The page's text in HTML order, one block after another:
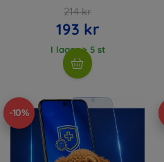
214 kr
193 kr
I lager > 5 st
-10%